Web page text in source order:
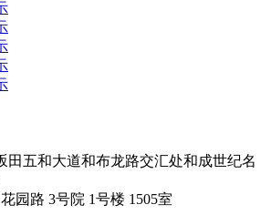
田五和大道和布龙路交汇处和成世纪名
园路 3号院 1号楼 1505室